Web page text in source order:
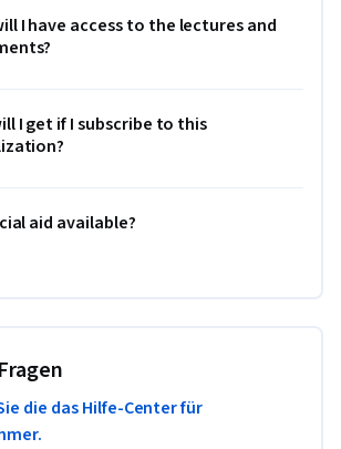
I have access to the lectures and
I get if I subscribe to this
aid available?
die das Hilfe-Center für